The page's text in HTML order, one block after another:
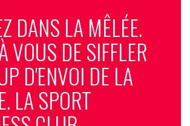
DANS LA MÊLÉE.
VOUS DE SIFFLER
D'ENVOI DE LA
LA SPORT